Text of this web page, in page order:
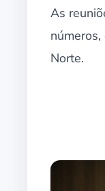
As
Norte.